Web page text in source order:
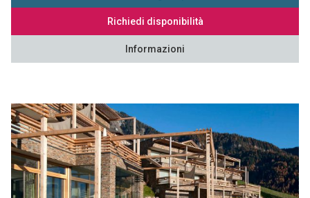
Richiedi disponibilità
Informazioni